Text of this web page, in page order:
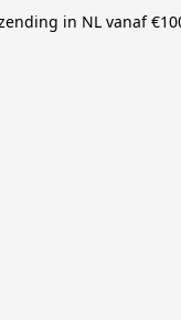
in NL vanaf